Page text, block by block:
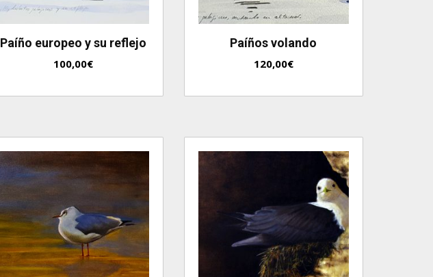
Paíño europeo y su reflejo
100,00€
Paíños volando
120,00€